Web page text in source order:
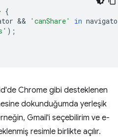
{
&& 'canShare' in
);
Chrome gibi desteklenen
dokunduğumda yerleşik
Gmail'i seçebilirim ve e-
resimle birlikte açılır.